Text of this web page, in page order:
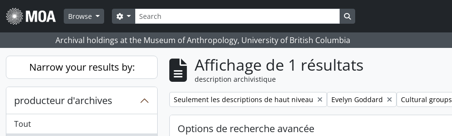
Skip to main content
Browse
Rechercher
Search options Search in browse page
Archival holdings at the Museum of Anthropology, University of British Columbia
Narrow your results by:
producteur d'archives
Tout
Affichage de 1 résultats
description archivistique
Remove filter:
Seulement les descriptions de haut niveau Remove filter:
Evelyn Goddard Remove filter:
Cultural groups
Options de recherche avancée